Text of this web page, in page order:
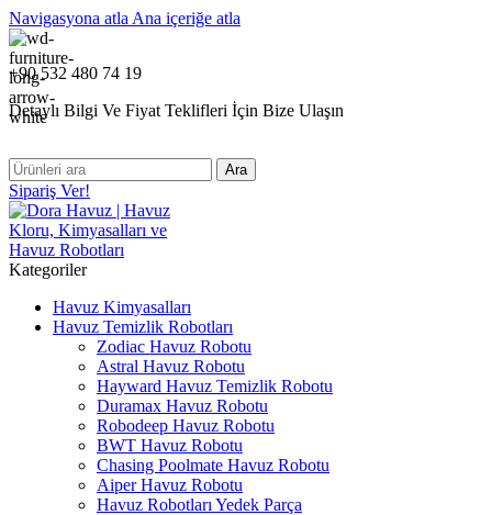
Navigasyona atla Ana içeriğe atla
+90 532 480 74 19
Detaylı Bilgi Ve Fiyat Teklifleri İçin Bize Ulaşın
Ara
Sipariş Ver!
Kategoriler
Havuz Kimyasalları
Havuz Temizlik Robotları
Zodiac Havuz Robotu
Astral Havuz Robotu
Hayward Havuz Temizlik Robotu
Duramax Havuz Robotu
Robodeep Havuz Robotu
BWT Havuz Robotu
Chasing Poolmate Havuz Robotu
Aiper Havuz Robotu
Havuz Robotları Yedek Parça